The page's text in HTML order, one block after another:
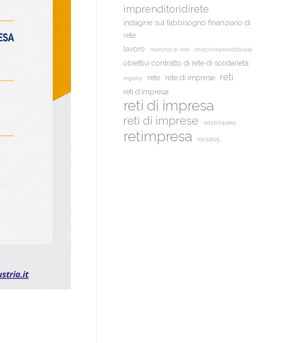
imprenditoridirete
indagine sul fabbisogno finanziario di
rete
lavoro
marchio di rete matchimprenditoriale
obiettivi contratto di rete di solidarietà
registry rete rete di imprese reti
reti d'impresa
reti di impresa
reti di imprese retidimpresa
retimpresa rock2025